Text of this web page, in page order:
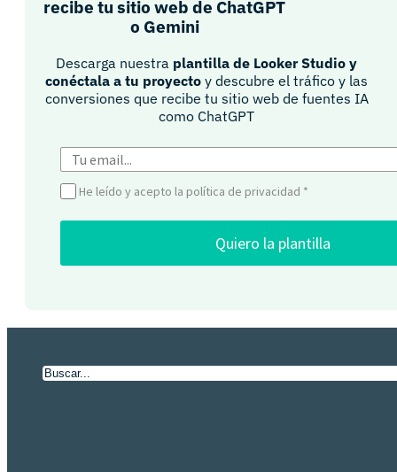
recibe tu sitio web de ChatGPT
o Gemini​
Descarga nuestra plantilla de Looker Studio y
conéctala a tu proyecto y descubre el tráfico y las
conversiones que recibe tu sitio web de fuentes IA
como ChatGPT​
He leído y acepto la política de privacidad *
Quiero la plantilla